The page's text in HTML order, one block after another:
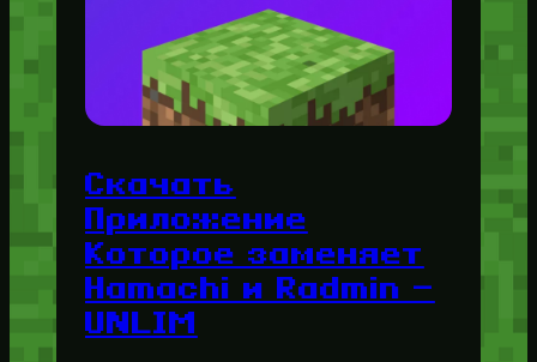
Скачать
Приложение
Которое заменяет
Hamachi и Radmin —
UNLIM